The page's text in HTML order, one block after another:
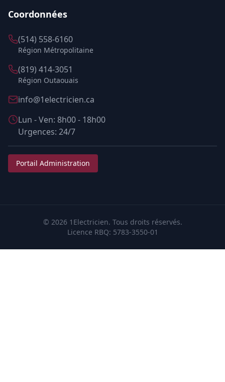
Coordonnées
(514) 558-6160
Région Métropolitaine
(819) 414-3051
Région Outaouais
info@1electricien.ca
Lun - Ven: 8h00 - 18h00
Urgences: 24/7
Portail Administration
© 20261Electricien. Tous droits réservés.
Licence RBQ: 5783-3550-01